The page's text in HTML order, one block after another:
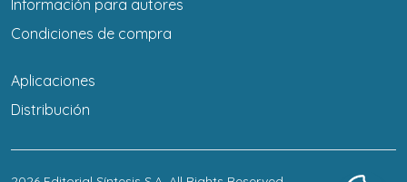
Información para autores
Condiciones de compra
Aplicaciones
Distribución